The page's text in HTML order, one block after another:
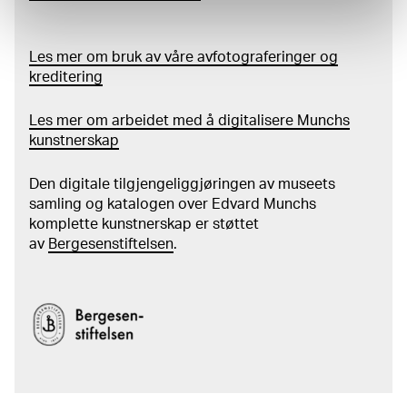
Les mer om bruk av våre avfotograferinger og
kreditering
Les mer om arbeidet med å digitalisere Munchs
kunstnerskap
Den digitale tilgjengeliggjøringen av museets
samling og katalogen over Edvard Munchs
komplette kunstnerskap er støttet
av Bergesenstiftelsen.